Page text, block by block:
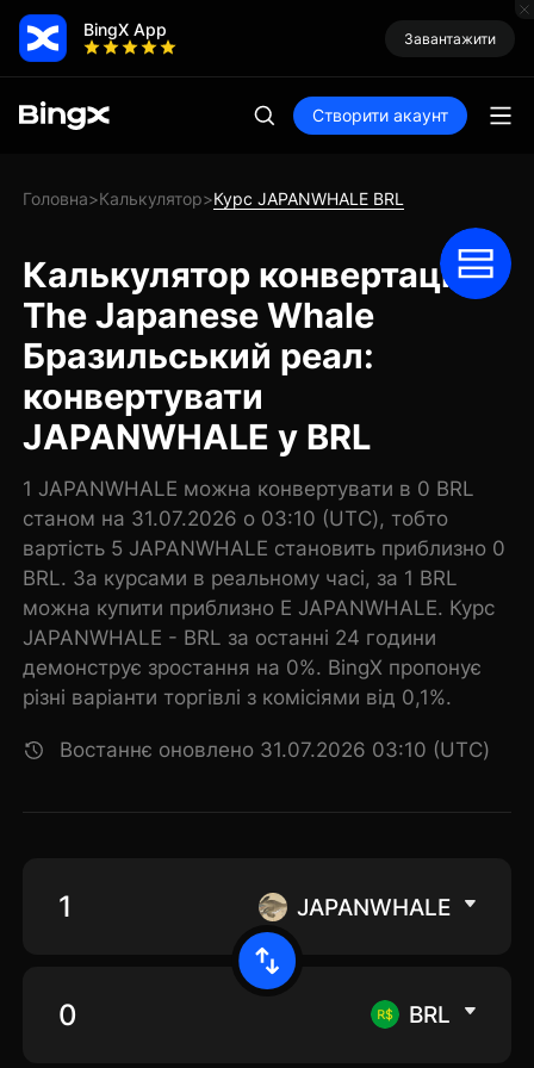
BingX App Завантажити
Створити акаунт
Головна>Калькулятор>Курс JAPANWHALE BRL
Калькулятор конвертації
The Japanese Whale
Бразильський реал:
конвертувати
JAPANWHALE у BRL
1 JAPANWHALE можна конвертувати в 0 BRL
станом на 31.07.2026 о 03:10 (UTC), тобто
вартість 5 JAPANWHALE становить приблизно 0
BRL. За курсами в реальному часі, за 1 BRL
можна купити приблизно E JAPANWHALE. Курс
JAPANWHALE - BRL за останні 24 години
демонструє зростання на 0%. BingX пропонує
різні варіанти торгівлі з комісіями від 0,1%.
Востаннє оновлено 31.07.2026 03:10 (UTC)
JAPANWHALE
BRL